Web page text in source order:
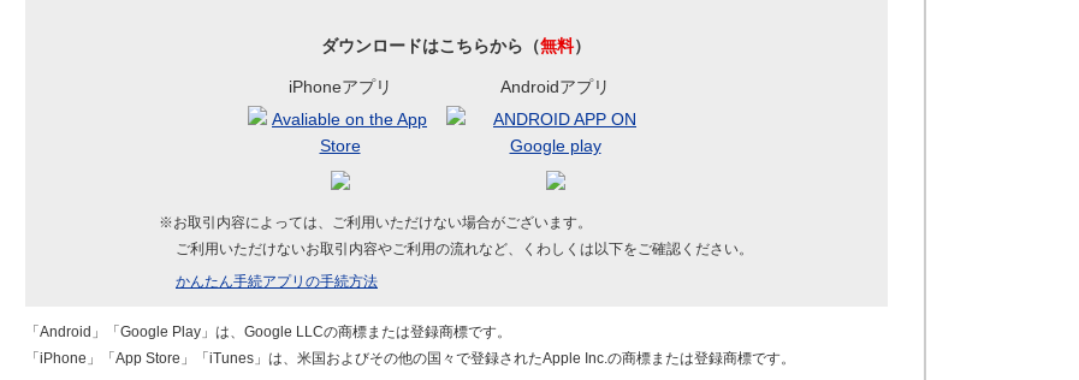
ダウンロードはこちらから （無料）
iPhoneアプリ Androidアプリ
※お取引内容によっては、ご利用いただけない場合がございます。
ご利用いただけないお取引内容やご利用の流れなど、くわしくは以下をご確認ください。
かんたん手続アプリの手続方法
「Android」「Google Play」は、Google LLCの商標または登録商標です。
「iPhone」「App Store」「iTunes」は、米国およびその他の国々で登録されたApple Inc.の商標または登録商標です。